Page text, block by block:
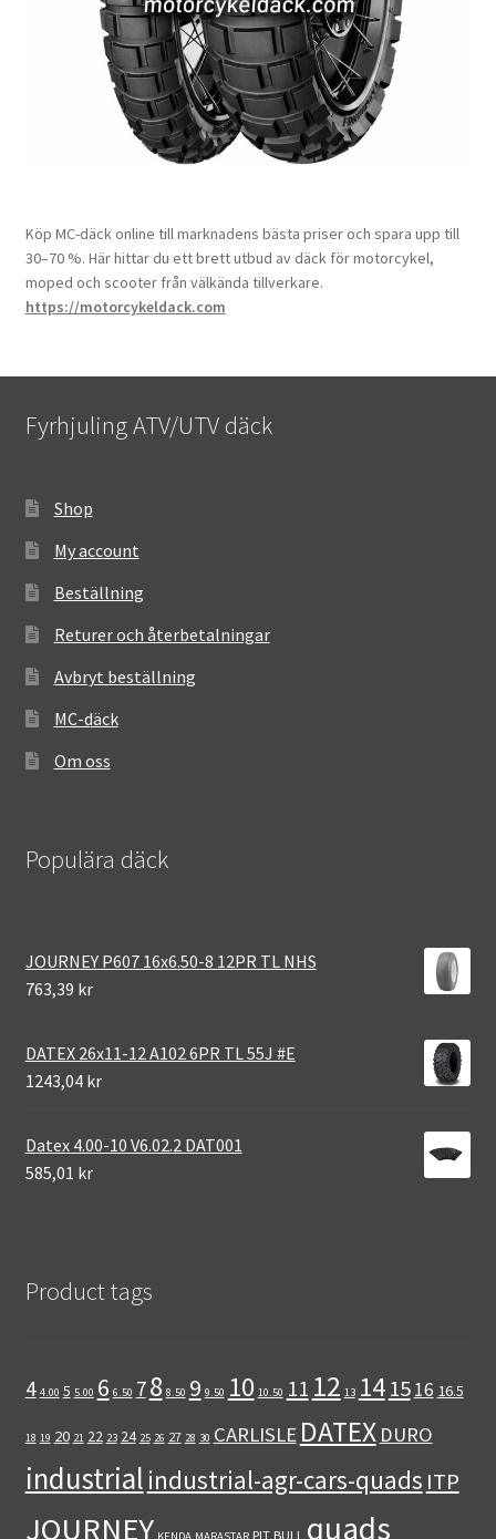
Köp MC-däck online till marknadens bästa priser och spara upp till
30–70 %. Här hittar du ett brett utbud av däck för motorcykel,
moped och scooter från välkända tillverkare.
https://motorcykeldack.com
Fyrhjuling ATV/UTV däck
Shop
My account
Beställning
Returer och återbetalningar
Avbryt beställning
MC-däck
Om oss
Populära däck
JOURNEY P607 16x6.50-8 12PR TL NHS
763,39 kr
DATEX 26x11-12 A102 6PR TL 55J #E
1243,04 kr
Datex 4.00-10 V6.02.2 DAT001
585,01 kr
Product tags
4 4.00 5 5.00 6 6.50 78 8.50 9 9.50 10 10.50 11 12 13 14 1516 16.5
18 19 20 21 22 23 24 25 26 27 28 30 CARLISLE DATEX DURO
industrial industrial-agr-cars-quads ITP
JOURNEY KENDA MARASTAR PIT BULL quads